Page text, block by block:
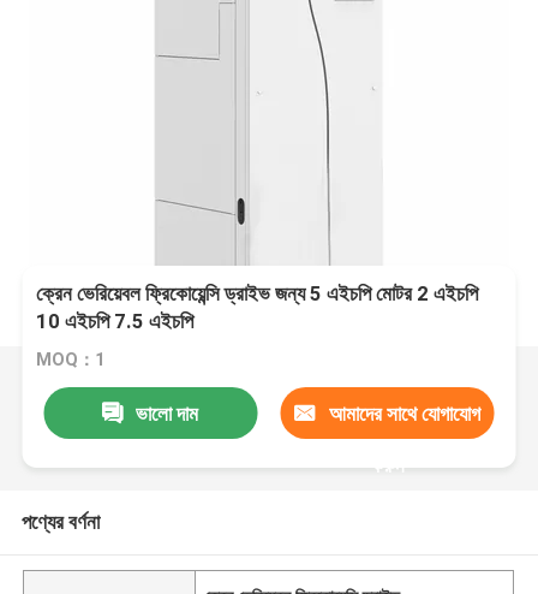
ক্রেন ভেরিয়েবল ফ্রিকোয়েন্সি ড্রাইভ জন্য 5 এইচপি মোটর 2 এইচপি
10 এইচপি 7.5 এইচপি
MOQ：1
ভালো দাম আমাদের সাথে যোগাযোগ
করুন
পণ্যের বর্ণনা